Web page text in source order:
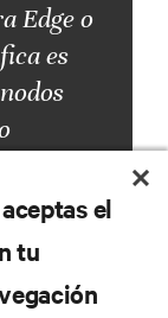
Edge o
es
el
tu